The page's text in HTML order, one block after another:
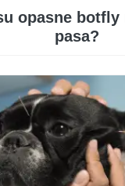
opasne botfly
pasa?